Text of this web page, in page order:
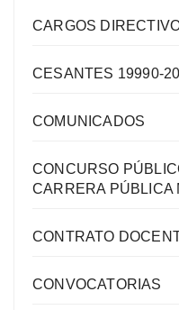
CARGOS
CESANTES 19990-
COMUNICADOS
CONCURSO
CARRERA PÚBLICA
CONTRATO
CONVOCATORIAS